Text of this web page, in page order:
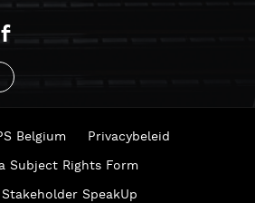
Belgium
Privacybeleid
Subject Rights Form
Stakeholder SpeakUp